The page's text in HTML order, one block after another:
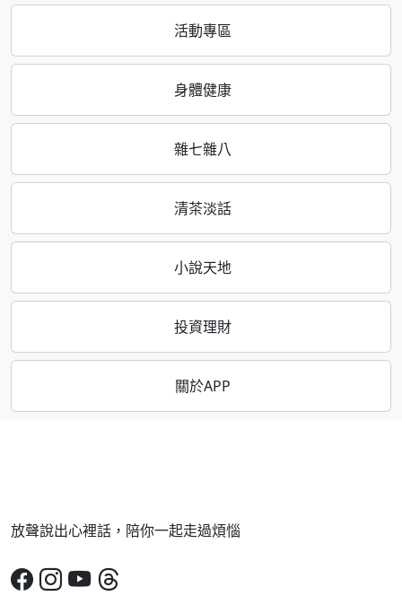
活動專區
身體健康
雜七雜八
清茶淡話
小說天地
投資理財
關於APP
放聲說出心裡話，陪你一起走過煩惱